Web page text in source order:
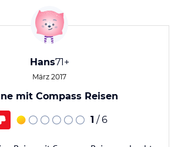
Hans71+
März 2017
mit Compass Reisen
1 / 6